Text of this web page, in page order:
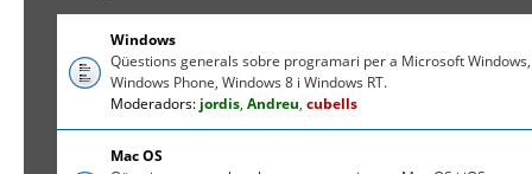
Windows
Qüestions generals sobre programari per a Microsoft Windows,
Windows Phone, Windows 8 i Windows RT.
Moderadors: jordis,Andreu,cubells
Mac OS